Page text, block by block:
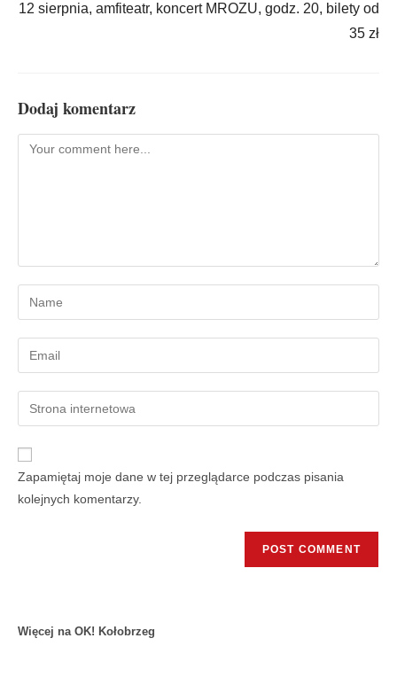
12 sierpnia, amfiteatr, koncert MROZU, godz. 20, bilety od
35 zł
Dodaj komentarz
Zapamiętaj moje dane w tej przeglądarce podczas pisania
kolejnych komentarzy.
Więcej na OK! Kołobrzeg